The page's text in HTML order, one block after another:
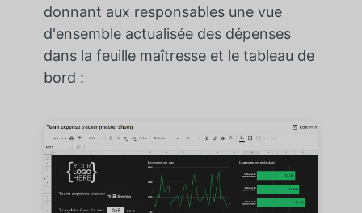
donnant aux responsables une vue
d'ensemble actualisée des dépenses
dans la feuille maîtresse et le tableau de
bord :